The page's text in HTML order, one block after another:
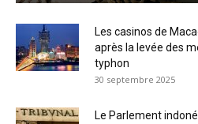
Les casinos de
après la levée des
typhon
30 septembre 2025
Le Parlement